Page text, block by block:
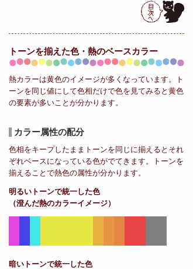
トーンを揃えた色・熱のベースカラー
熱カラーは黄色のイメージが多くなっています。ト
ーンを同じ値にして色相だけで色を見てみると黄色
の要素が多いことが分かります。
カラー属性の配分
色相をキープしたままトーンを同じに揃えるとそれ
ぞれベースになっている色がでてきます。トーンを
揃えることで熱色の属性が分かります。
明るいトーンで統一した色
（澄んだ熱のカラーイメージ）
暗いトーンで統一した色